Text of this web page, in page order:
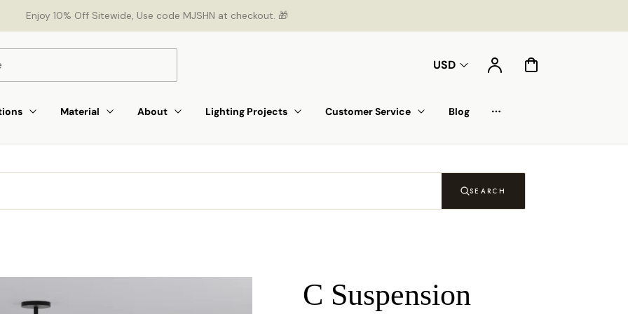
Enjoy 10% Off Sitewide, Use code MJSHN at checkout. 🎁
USD Compte Panier
Material About Lighting Projects Customer Service Blog
SEARCH
C Suspension